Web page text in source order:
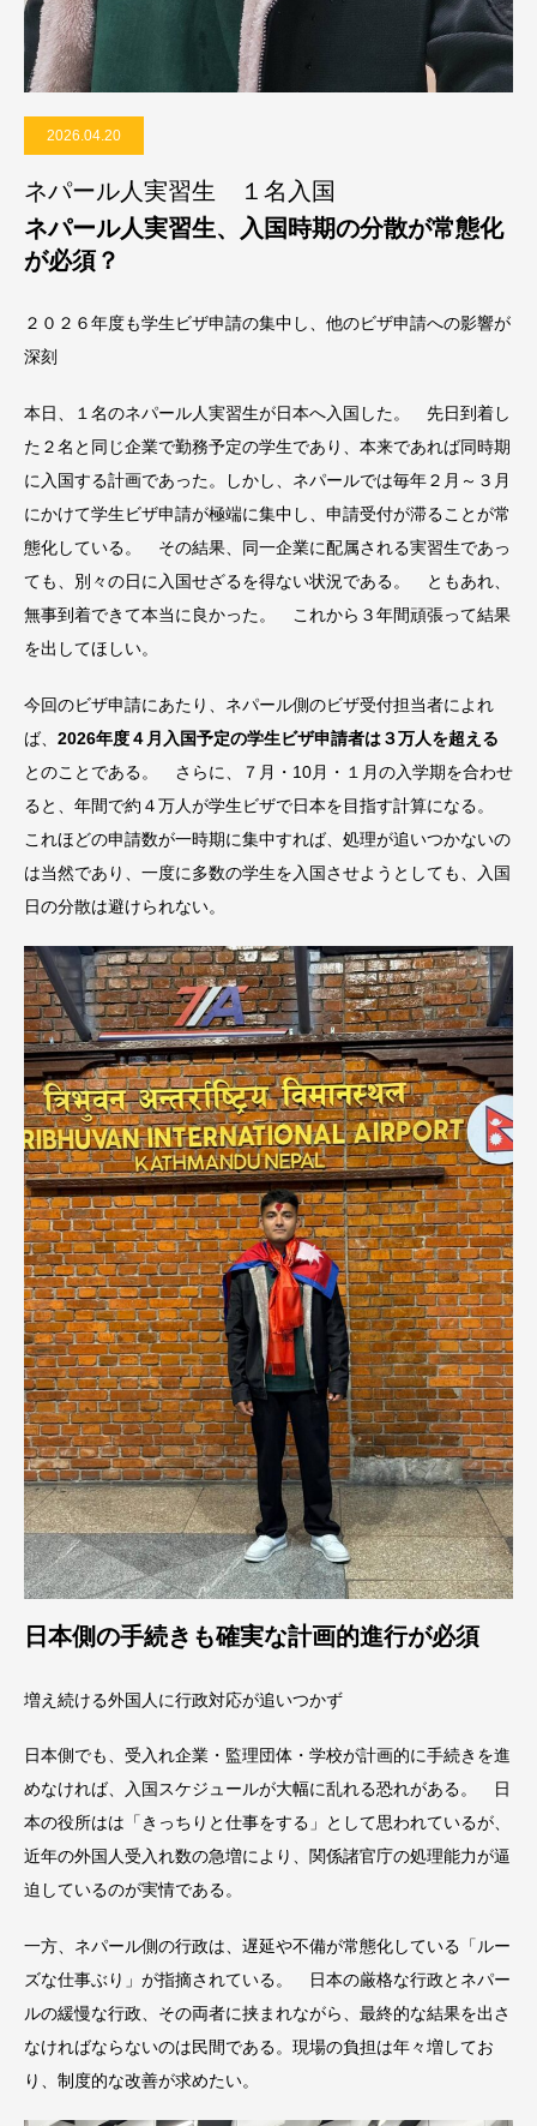
2026.04.20
ネパール人実習生 １名入国
ネパール人実習生、入国時期の分散が常態化
が必須？
２０２６年度も学生ビザ申請の集中し、他のビザ申請への影響が
深刻
本日、１名のネパール人実習生が日本へ入国した。 先日到着し
た２名と同じ企業で勤務予定の学生であり、本来であれば同時期
に入国する計画であった。しかし、ネパールでは毎年２月～３月
にかけて学生ビザ申請が極端に集中し、申請受付が滞ることが常
態化している。 その結果、同一企業に配属される実習生であっ
ても、別々の日に入国せざるを得ない状況である。 ともあれ、
無事到着できて本当に良かった。 これから３年間頑張って結果
を出してほしい。
今回のビザ申請にあたり、ネパール側のビザ受付担当者によれ
ば、 2026年度４月入国予定の学生ビザ申請者は３万人を超える
とのことである。 さらに、７月・10月・１月の入学期を合わせ
ると、年間で約４万人が学生ビザで日本を目指す計算になる。
これほどの申請数が一時期に集中すれば、処理が追いつかないの
は当然であり、一度に多数の学生を入国させようとしても、入国
日の分散は避けられない。
日本側の手続きも確実な計画的進行が必須
増え続ける外国人に行政対応が追いつかず
日本側でも、受入れ企業・監理団体・学校が計画的に手続きを進
めなければ、入国スケジュールが大幅に乱れる恐れがある。 日
本の役所はは「きっちりと仕事をする」として思われているが、
近年の外国人受入れ数の急増により、関係諸官庁の処理能力が逼
迫しているのが実情である。
一方、ネパール側の行政は、遅延や不備が常態化している「ルー
ズな仕事ぶり」が指摘されている。 日本の厳格な行政とネパー
ルの緩慢な行政、その両者に挟まれながら、最終的な結果を出さ
なければならないのは民間である。現場の負担は年々増してお
り、制度的な改善が求めたい。